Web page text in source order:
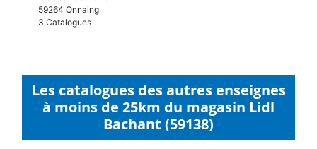
59264 Onnaing
3 Catalogues
Les catalogues des autres enseignes
à moins de 25km du magasin Lidl
Bachant (59138)